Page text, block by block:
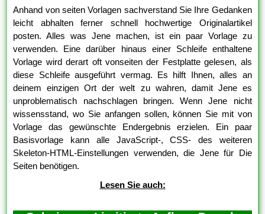
Anhand von seiten Vorlagen sachverstand Sie Ihre Gedanken
leicht abhalten ferner schnell hochwertige Originalartikel
posten. Alles was Jene machen, ist ein paar Vorlage zu
verwenden. Eine darüber hinaus einer Schleife enthaltene
Vorlage wird derart oft vonseiten der Festplatte gelesen, als
diese Schleife ausgeführt vermag. Es hilft Ihnen, alles an
deinem einzigen Ort der welt zu wahren, damit Jene es
unproblematisch nachschlagen bringen. Wenn Jene nicht
wissensstand, wo Sie anfangen sollen, können Sie mit von
Vorlage das gewünschte Endergebnis erzielen. Ein paar
Basisvorlage kann alle JavaScript-, CSS- des weiteren
Skeleton-HTML-Einstellungen verwenden, die Jene für Die
Seiten benötigen.
Lesen Sie auch: